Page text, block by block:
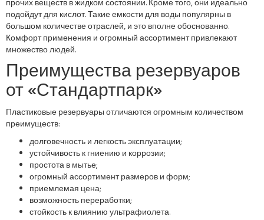
прочих веществ в жидком состоянии. Кроме того, они идеально
подойдут для кислот. Такие емкости для воды популярны в
большом количестве отраслей, и это вполне обоснованно.
Комфорт применения и огромный ассортимент привлекают
множество людей.
Преимущества резервуаров
от «Стандартпарк»
Пластиковые резервуары отличаются огромным количеством
преимуществ:
долговечность и легкость эксплуатации;
устойчивость к гниению и коррозии;
простота в мытье;
огромный ассортимент размеров и форм;
приемлемая цена;
возможность переработки;
стойкость к влиянию ультрафиолета.